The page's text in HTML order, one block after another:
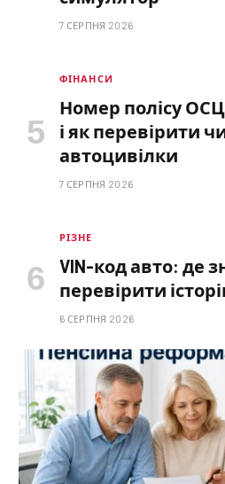
7 СЕРПНЯ 2026
ФІНАНСИ
Номер полісу
і як перевірити
автоцивілки
7 СЕРПНЯ 2026
РІЗНЕ
VIN-код авто: де
перевірити
6 СЕРПНЯ 2026